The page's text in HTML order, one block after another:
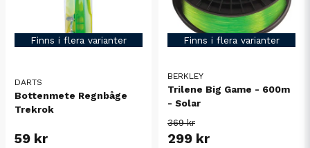
Finns i flera varianter
DARTS
Bottenmete Regnbåge
Trekrok
59 kr
Finns i flera varianter
BERKLEY
Trilene Big Game - 600m
- Solar
369 kr
299 kr